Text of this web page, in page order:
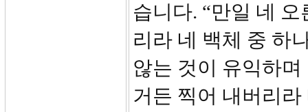
습니다. “만일 네
리라 네 백체 중 하
않는 것이 유익하
거든 찍어 내버리